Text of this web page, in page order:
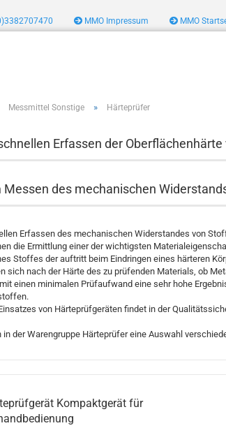
MMO Impressum MMO
Messmittel Sonstige » Härteprüfer
Erfassen der
des mechanischen
Erfassen des mechanischen Widerstandes von
die Ermittlung einer der wichtigsten
Stoffes der auftritt beim Eindringen eines härteren
sich nach der Härte des zu prüfenden Materials, ob
einen minimalen Prüfaufwand eine sehr hohe
von Härteprüfgeräten findet in der
der Warengruppe Härteprüfer eine Auswahl
Kompaktgerät für